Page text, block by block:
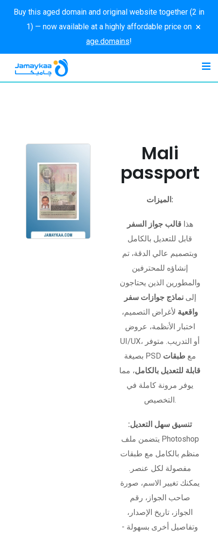
Buy this aged domain and original website together (2 in
1) — now available at a highly affordable price on
age.domains!
×
Mali
passport
الميزات:
هذا قالب جواز السفر
قابل للتعديل بالكامل
وبتصميم عالي الدقة، تم
إنشاؤه للمحترفين
والمطورين الذين يحتاجون
إلىنماذج جوازات سفر
واقعية لأغراض التصميم،
اختبار الأنظمة، عروض
UI/UX، أو التدريب. متوفر
بصيغة PSD معطبقات
قابلة للتعديل بالكامل، مما
يوفر مرونة كاملة في
التخصيص.
تنسيق سهل التعديل:
يتضمن ملف Photoshop
منظم بالكامل مع طبقات
مفصولة لكل عنصر.
يمكنك تغيير الاسم، صورة
صاحب الجواز، رقم
الجواز، تاريخ الإصدار،
وتفاصيل أخرى بسهولة -